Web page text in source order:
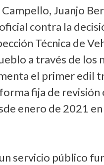
Campello, Juanjo
contra la
Técnica de
a través de los
el primer edil
fija de revisión
enero de 2021
servicio público